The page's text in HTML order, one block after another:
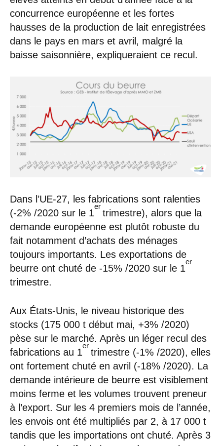
concurrence européenne et les fortes
hausses de la production de lait enregistrées
dans le pays en mars et avril, malgré la
baisse saisonnière, expliqueraient ce recul.
Dans l’UE-27, les fabrications sont ralenties
(-2% /2020 sur le 1
er
trimestre), alors que la
demande européenne est plutôt robuste du
fait notamment d’achats des ménages
toujours importants. Les exportations de
beurre ont chuté de -15% /2020 sur le 1
er
trimestre.
Aux États-Unis, le niveau historique des
stocks (175 000 t début mai, +3% /2020)
pèse sur le marché. Après un léger recul des
fabrications au 1
er
trimestre (-1% /2020), elles
ont fortement chuté en avril (-18% /2020). La
demande intérieure de beurre est visiblement
moins ferme et les volumes trouvent preneur
à l’export. Sur les 4 premiers mois de l’année,
les envois ont été multipliés par 2, à 17 000 t
tandis que les importations ont chuté. Après 3